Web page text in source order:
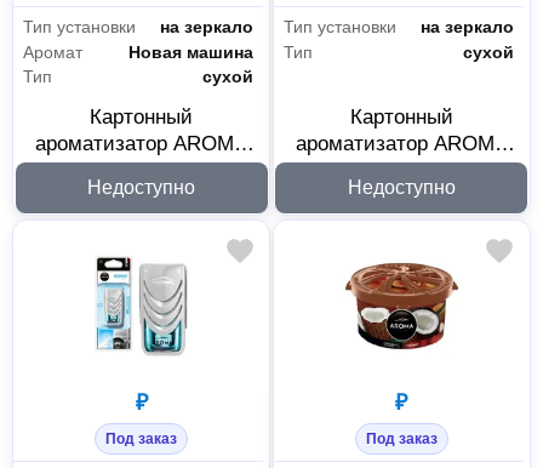
Тип установки
на зеркало
Аромат
Новая машина
Тип
сухой
Картонный
ароматизатор AROMA
92668
Недоступно
Тип установки
на зеркало
Тип
сухой
Картонный
ароматизатор AROMA
Недоступно
₽
Под заказ
₽
Под заказ